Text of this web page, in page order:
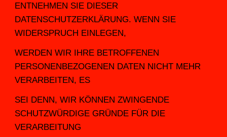
ENTNEHMEN SIE DIESER
DATENSCHUTZERKLÄRUNG. WENN SIE
WIDERSPRUCH EINLEGEN,
WERDEN WIR IHRE BETROFFENEN
PERSONENBEZOGENEN DATEN NICHT MEHR
VERARBEITEN, ES
SEI DENN, WIR KÖNNEN ZWINGENDE
SCHUTZWÜRDIGE GRÜNDE FÜR DIE
VERARBEITUNG